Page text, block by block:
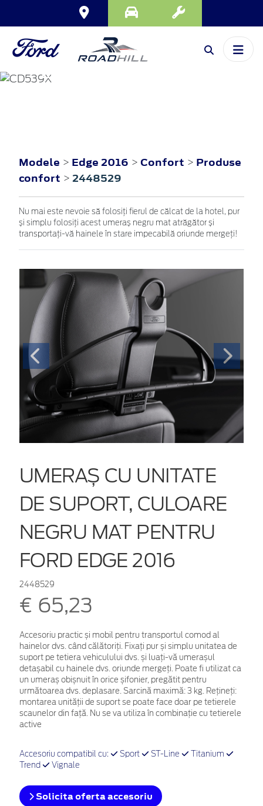
EDGE
Modele > Edge 2016 > Confort > Produse
confort > 2448529
Nu mai este nevoie să folosiți fierul de călcat de la hotel, pur
și simplu folosiți acest umeraș negru mat atrăgător și
transportați-vă hainele în stare impecabilă oriunde mergeți!
UMERAȘ CU UNITATE
DE SUPORT, CULOARE
NEGRU MAT PENTRU
FORD EDGE 2016
2448529
€ 65,23
Accesoriu practic și mobil pentru transportul comod al
hainelor dvs. când călătoriți. Fixați pur și simplu unitatea de
suport pe tetiera vehiculului dvs. și luați-vă umerașul
detașabil cu hainele dvs. oriunde mergeți. Poate fi utilizat ca
un umeraș obișnuit în orice șifonier, pregătit pentru
următoarea dvs. deplasare. Sarcină maximă: 3 kg. Rețineți:
montarea unității de suport se poate face doar pe tetierele
scaunelor din față. Nu se va utiliza în combinație cu tetierele
active
Accesoriu compatibil cu: Sport ST-Line
Titanium
Trend
Vignale
Solicita oferta accesoriu